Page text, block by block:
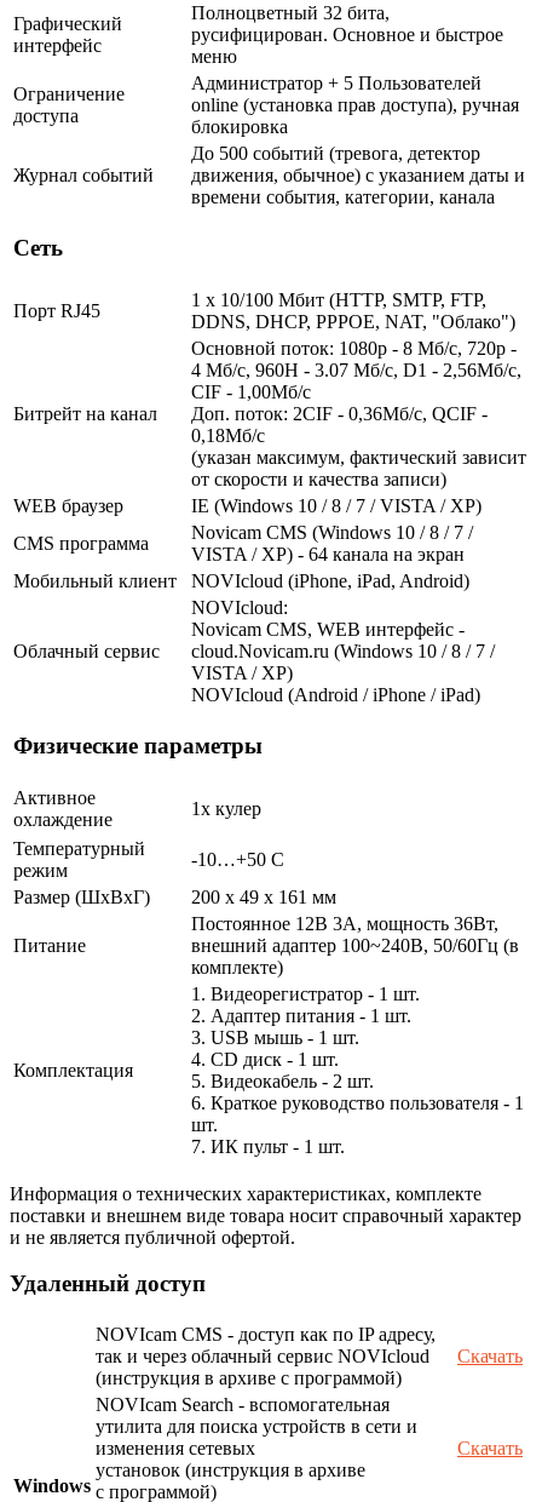
Графический
интерфейс
Полноцветный 32 бита,
русифицирован. Основное и быстрое
меню
Ограничение
доступа
Администратор + 5 Пользователей
online (установка прав доступа), ручная
блокировка
Журнал событий
До 500 событий (тревога, детектор
движения, обычное) с указанием даты и
времени события, категории, канала
Сеть
Порт RJ45
1 x 10/100 Мбит (HTTP, SMTP, FTP,
DDNS, DHCP, PPPOE, NAT, "Облако")
Битрейт на канал
Основной поток: 1080p - 8 Мб/с, 720р -
4 Мб/с, 960H - 3.07 Мб/с, D1 - 2,56Мб/с,
CIF - 1,00Мб/с
Доп. поток: 2CIF - 0,36Мб/с, QCIF -
0,18Мб/с
(указан максимум, фактический зависит
от скорости и качества записи)
WEB браузер
IE (Windows 10 / 8 / 7 / VISTA / XP)
CMS программа
Novicam CMS (Windows 10 / 8 / 7 /
VISTA / XP) - 64 канала на экран
Мобильный клиент
NOVIcloud (iPhone, iPad, Android)
Облачный сервис
NOVIcloud:
Novicam CMS, WEB интерфейс -
cloud.Novicam.ru (Windows 10 / 8 / 7 /
VISTA / XP)
NOVIcloud (Android / iPhone / iPad)
Физические параметры
Активное
охлаждение
1х кулер
Температурный
режим
-10…+50 С
Размер (ШxВxГ)
200 x 49 x 161 мм
Питание
Постоянное 12В 3А, мощность 36Вт,
внешний адаптер 100~240В, 50/60Гц (в
комплекте)
Комплектация
1. Видеорегистратор - 1 шт.
2. Адаптер питания - 1 шт.
3. USB мышь - 1 шт.
4. CD диск - 1 шт.
5. Видеокабель - 2 шт.
6. Краткое руководство пользователя - 1
шт.
7. ИК пульт - 1 шт.
Информация о технических характеристиках, комплекте
поставки и внешнем виде товара носит справочный характер
и не является публичной офертой.
Удаленный доступ
Windows
NOVIcam CMS - доступ как по IP адресу,
так и через облачный сервис NOVIcloud
(инструкция в архиве с программой)
Скачать
NOVIcam Search - вспомогательная
утилита для поиска устройств в сети и
изменения сетевых
установок (инструкция в архиве
с программой)
Скачать